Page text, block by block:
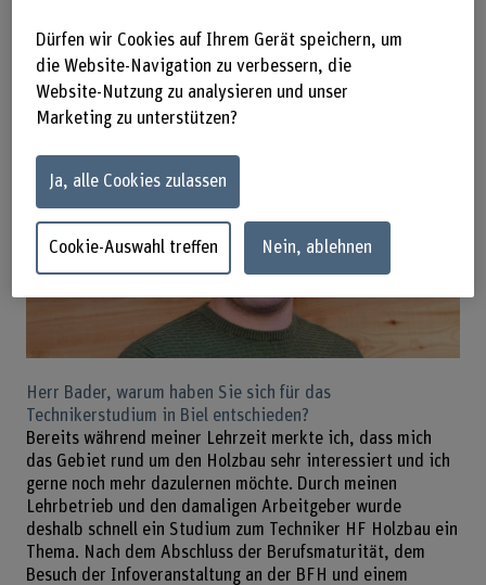
Praktikumsbetrieb im Berner Oberland
ein.
Herr Bader, warum haben Sie sich für das
Technikerstudium in Biel entschieden?
Bereits während meiner Lehrzeit merkte ich, dass mich
das Gebiet rund um den Holzbau sehr interessiert und ich
gerne noch mehr dazulernen möchte. Durch meinen
Lehrbetrieb und den damaligen Arbeitgeber wurde
deshalb schnell ein Studium zum Techniker HF Holzbau ein
Thema. Nach dem Abschluss der Berufsmaturität, dem
Besuch der Infoveranstaltung an der BFH und einem
Dürfen wir Cookies auf Ihrem Gerät speichern, um
die Website-Navigation zu verbessern, die
Website-Nutzung zu analysieren und unser
Marketing zu unterstützen?
Ja, alle Cookies zulassen
Cookie-Auswahl treffen Nein, ablehnen